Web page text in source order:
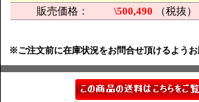
販売価格：
\500,490 （税抜
※ご注文前に在庫状況をお問合せ頂けるようお